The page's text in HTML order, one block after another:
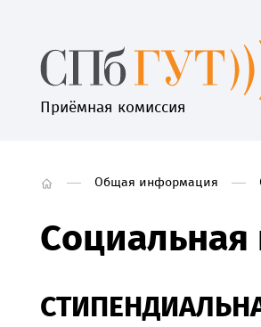
Приёмная комиссия
Общая информация